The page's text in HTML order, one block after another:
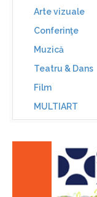
Arte vizuale
Conferinţe
Muzică
Teatru & Dans
Film
MULTIART